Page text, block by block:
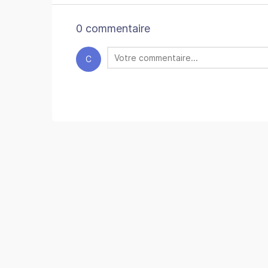
0 commentaire
C